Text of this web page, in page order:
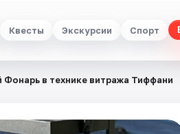
Квесты Экскурсии Спорт
в технике витража Тиффани